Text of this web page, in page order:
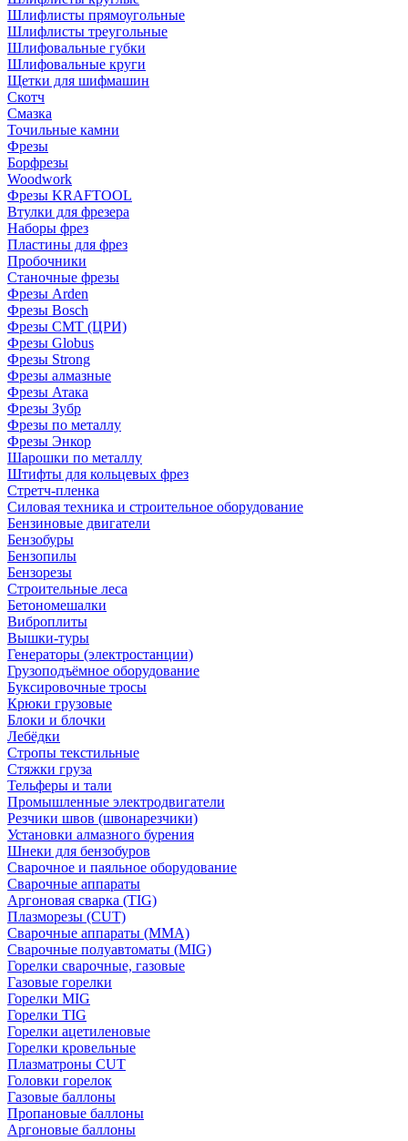
Шлифлисты прямоугольные
Шлифлисты треугольные
Шлифовальные губки
Шлифовальные круги
Щетки для шифмашин
Скотч
Смазка
Точильные камни
Фрезы
Борфрезы
Woodwork
Фрезы KRAFTOOL
Втулки для фрезера
Наборы фрез
Пластины для фрез
Пробочники
Станочные фрезы
Фрезы Arden
Фрезы Bosch
Фрезы CMT (ЦРИ)
Фрезы Globus
Фрезы Strong
Фрезы алмазные
Фрезы Атака
Фрезы Зубр
Фрезы по металлу
Фрезы Энкор
Шарошки по металлу
Штифты для кольцевых фрез
Стретч-пленка
Силовая техника и строительное оборудование
Бензиновые двигатели
Бензобуры
Бензопилы
Бензорезы
Строительные леса
Бетономешалки
Виброплиты
Вышки-туры
Генераторы (электростанции)
Грузоподъёмное оборудование
Буксировочные тросы
Крюки грузовые
Блоки и блочки
Лебёдки
Стропы текстильные
Стяжки груза
Тельферы и тали
Промышленные электродвигатели
Резчики швов (швонарезчики)
Установки алмазного бурения
Шнеки для бензобуров
Сварочное и паяльное оборудование
Сварочные аппараты
Аргоновая сварка (TIG)
Плазморезы (CUT)
Сварочные аппараты (MMA)
Сварочные полуавтоматы (MIG)
Горелки сварочные, газовые
Газовые горелки
Горелки MIG
Горелки TIG
Горелки ацетиленовые
Горелки кровельные
Плазматроны CUT
Головки горелок
Газовые баллоны
Пропановые баллоны
Аргоновые баллоны